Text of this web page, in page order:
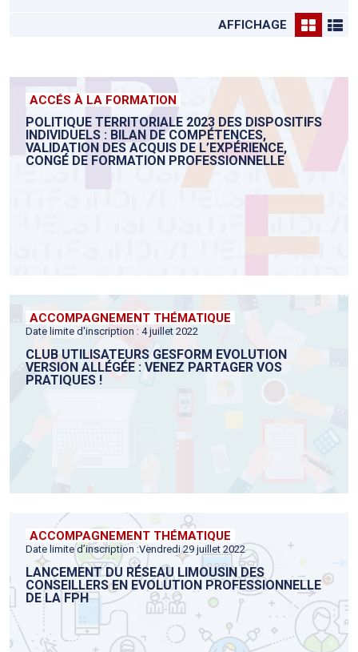
AFFICHAGE
ACCÉS À LA FORMATION
POLITIQUE TERRITORIALE 2023 DES DISPOSITIFS
INDIVIDUELS : BILAN DE COMPÉTENCES,
VALIDATION DES ACQUIS DE L’EXPÉRIENCE,
CONGÉ DE FORMATION PROFESSIONNELLE
ACCOMPAGNEMENT THÉMATIQUE
Date limite d'inscription : 4 juillet 2022
CLUB UTILISATEURS GESFORM EVOLUTION
VERSION ALLÉGÉE : VENEZ PARTAGER VOS
PRATIQUES !
ACCOMPAGNEMENT THÉMATIQUE
Date limite d’inscription :Vendredi 29 juillet 2022
LANCEMENT DU RÉSEAU LIMOUSIN DES
CONSEILLERS EN EVOLUTION PROFESSIONNELLE
DE LA FPH